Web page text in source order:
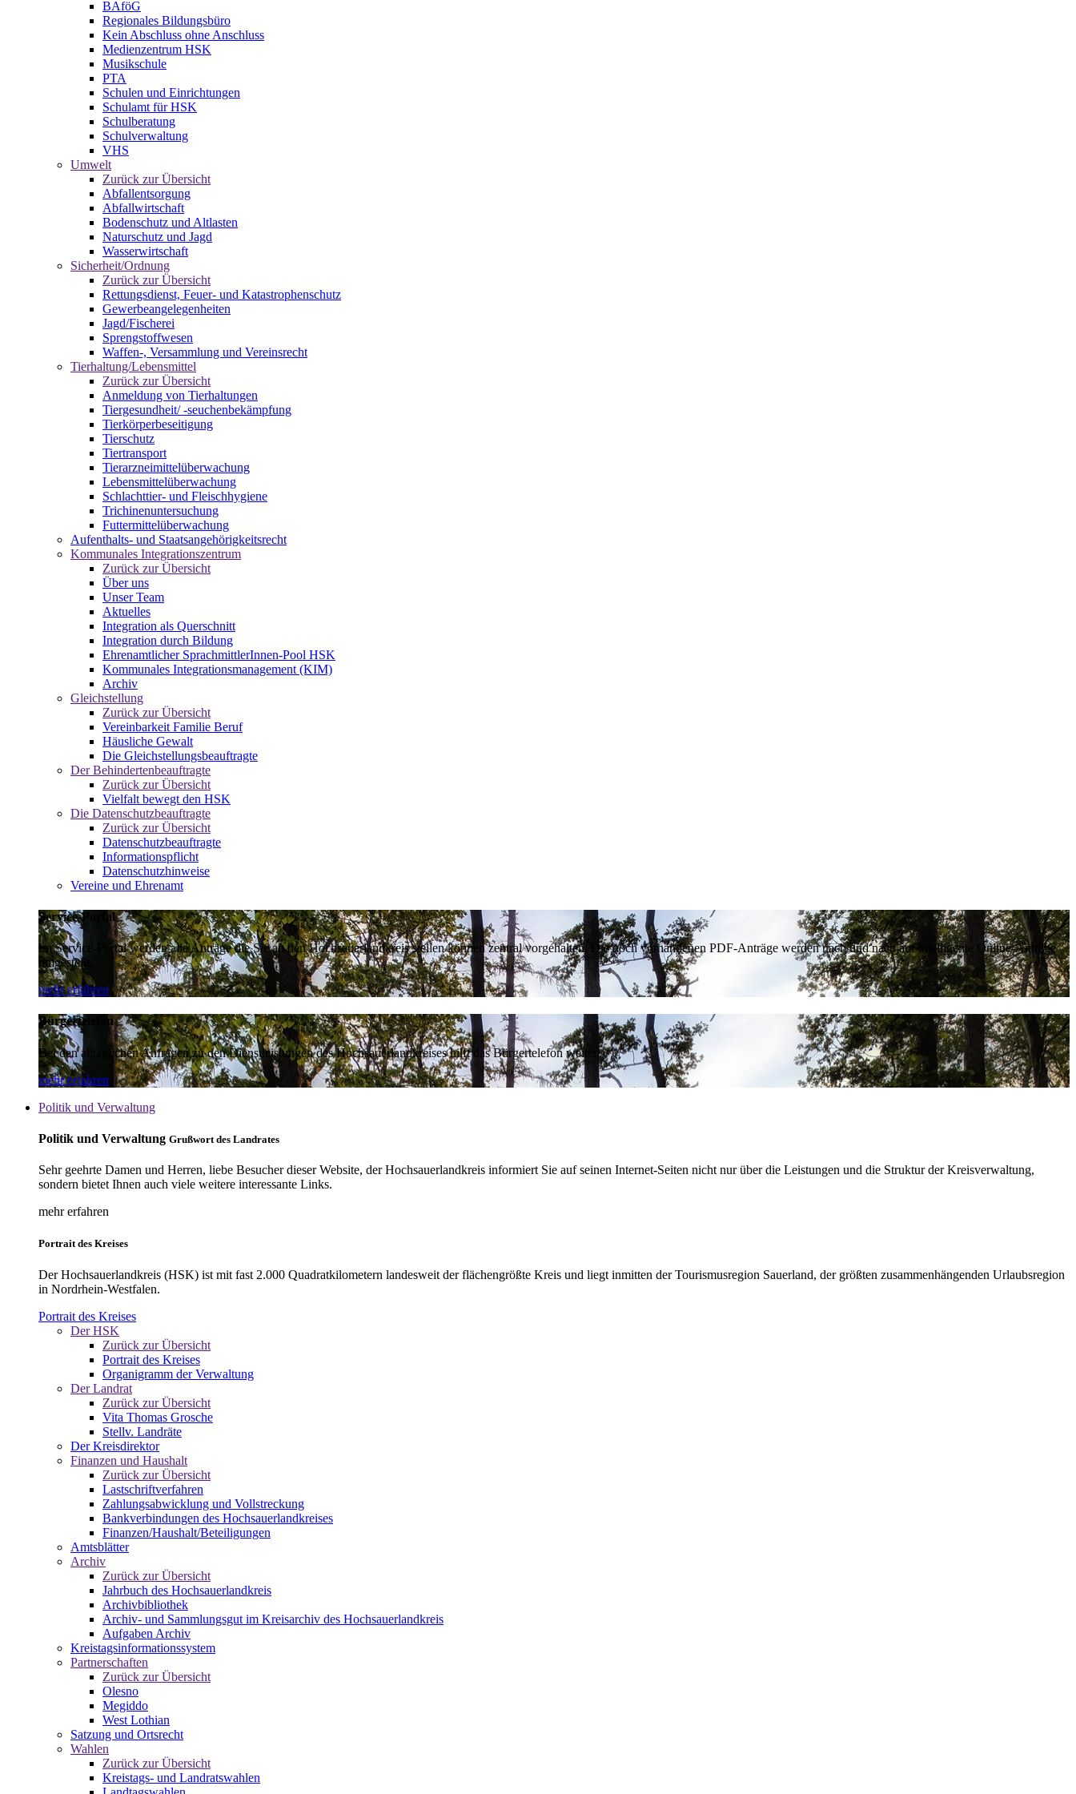
BAföG
Regionales Bildungsbüro
Kein Abschluss ohne Anschluss
Medienzentrum HSK
Musikschule
PTA
Schulen und Einrichtungen
Schulamt für HSK
Schulberatung
Schulverwaltung
VHS
Umwelt
Zurück zur Übersicht
Abfallentsorgung
Abfallwirtschaft
Bodenschutz und Altlasten
Naturschutz und Jagd
Wasserwirtschaft
Sicherheit/Ordnung
Zurück zur Übersicht
Rettungsdienst, Feuer- und Katastrophenschutz
Gewerbeangelegenheiten
Jagd/Fischerei
Sprengstoffwesen
Waffen-, Versammlung und Vereinsrecht
Tierhaltung/Lebensmittel
Zurück zur Übersicht
Anmeldung von Tierhaltungen
Tiergesundheit/ -seuchenbekämpfung
Tierkörperbeseitigung
Tierschutz
Tiertransport
Tierarzneimittelüberwachung
Lebensmittelüberwachung
Schlachttier- und Fleischhygiene
Trichinenuntersuchung
Futtermittelüberwachung
Aufenthalts- und Staatsangehörigkeitsrecht
Kommunales Integrationszentrum
Zurück zur Übersicht
Über uns
Unser Team
Aktuelles
Integration als Querschnitt
Integration durch Bildung
Ehrenamtlicher SprachmittlerInnen-Pool HSK
Kommunales Integrationsmanagement (KIM)
Archiv
Gleichstellung
Zurück zur Übersicht
Vereinbarkeit Familie Beruf
Häusliche Gewalt
Die Gleichstellungsbeauftragte
Der Behindertenbeauftragte
Zurück zur Übersicht
Vielfalt bewegt den HSK
Die Datenschutzbeauftragte
Zurück zur Übersicht
Datenschutzbeauftragte
Informationspflicht
Datenschutzhinweise
Vereine und Ehrenamt
Service-Portal
Im Service-Portal werden alle Anträge die Sie an den Hochsauerlandkreis stellen können zentral vorgehalten. Die noch vorhandenen PDF-Anträge werden nach und nach auf intelligente Online-Anträge
umgestellt.
mehr erfahren
Bürgertelefon
Bei den alltäglichen Anfragen zu den Dienstleistungen des Hochsauerlandkreises hilft das Bürgertelefon weiter.
mehr erfahren
Politik und Verwaltung
Politik und Verwaltung Grußwort des Landrates
Sehr geehrte Damen und Herren, liebe Besucher dieser Website, der Hochsauerlandkreis informiert Sie auf seinen Internet-Seiten nicht nur über die Leistungen und die Struktur der Kreisverwaltung,
sondern bietet Ihnen auch viele weitere interessante Links.
mehr erfahren
Portrait des Kreises
Der Hochsauerlandkreis (HSK) ist mit fast 2.000 Quadratkilometern landesweit der flächengrößte Kreis und liegt inmitten der Tourismusregion Sauerland, der größten zusammenhängenden Urlaubsregion
in Nordrhein-Westfalen.
Portrait des Kreises
Der HSK
Zurück zur Übersicht
Portrait des Kreises
Organigramm der Verwaltung
Der Landrat
Zurück zur Übersicht
Vita Thomas Grosche
Stellv. Landräte
Der Kreisdirektor
Finanzen und Haushalt
Zurück zur Übersicht
Lastschriftverfahren
Zahlungsabwicklung und Vollstreckung
Bankverbindungen des Hochsauerlandkreises
Finanzen/Haushalt/Beteiligungen
Amtsblätter
Archiv
Zurück zur Übersicht
Jahrbuch des Hochsauerlandkreis
Archivbibliothek
Archiv- und Sammlungsgut im Kreisarchiv des Hochsauerlandkreis
Aufgaben Archiv
Kreistagsinformationssystem
Partnerschaften
Zurück zur Übersicht
Olesno
Megiddo
West Lothian
Satzung und Ortsrecht
Wahlen
Zurück zur Übersicht
Kreistags- und Landratswahlen